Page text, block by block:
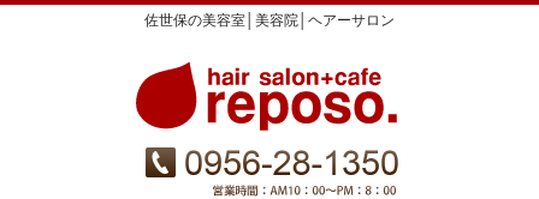
佐世保の美容室│美容院│ヘアーサロン